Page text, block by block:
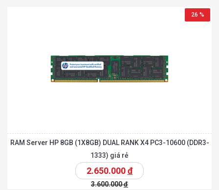
26 %
RAM Server HP 8GB (1X8GB) DUAL RANK X4 PC3-10600 (DDR3-
1333) giá rẻ
2.650.000đ
3.600.000đ